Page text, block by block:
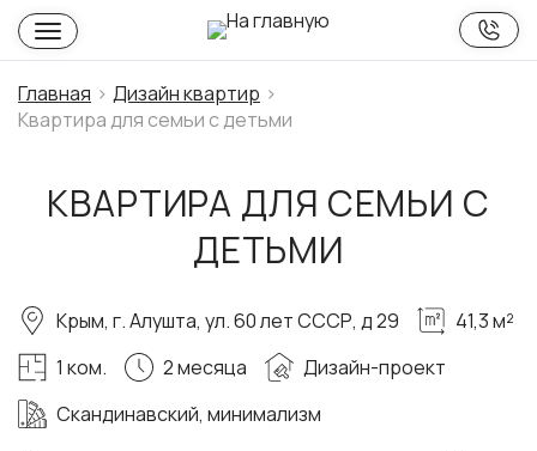
Главная
Дизайн квартир
Квартира для семьи с детьми
КВАРТИРА ДЛЯ СЕМЬИ С
ДЕТЬМИ
Крым, г. Алушта, ул. 60 лет СССР, д 29
41,3 м²
1 ком.
2 месяца
Дизайн-проект
Скандинавский, минимализм